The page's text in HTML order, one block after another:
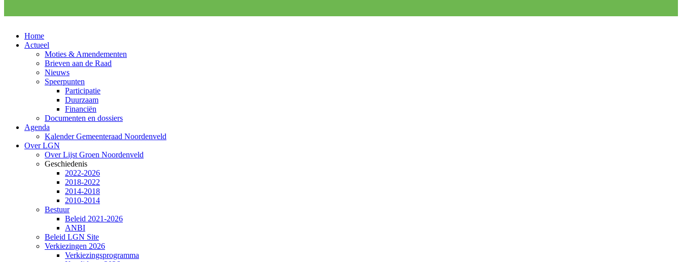
Home
Actueel
Moties & Amendementen
Brieven aan de Raad
Nieuws
Speerpunten
Participatie
Duurzaam
Financiën
Documenten en dossiers
Agenda
Kalender Gemeenteraad Noordenveld
Over LGN
Over Lijst Groen Noordenveld
Geschiedenis
2022-2026
2018-2022
2014-2018
2010-2014
Bestuur
Beleid 2021-2026
ANBI
Beleid LGN Site
Verkiezingen 2026
Verkiezingsprogramma